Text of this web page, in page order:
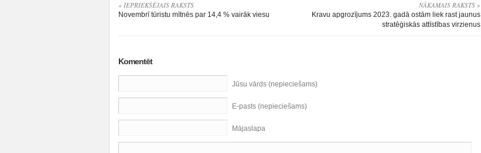
« IEPRIEKŠĒJAIS RAKSTS
Novembrī tūristu mītnēs par 14,4 % vairāk viesu
NĀKAMAIS RAKSTS »
Kravu apgrozījums 2023. gadā ostām liek rast jaunus
stratēģiskās attīstības virzienus
Komentēt
Jūsu vārds (nepieciešams)
E-pasts (nepieciešams)
Mājaslapa